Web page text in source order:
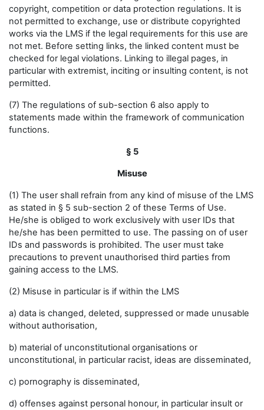
copyright, competition or data protection regulations. It is
not permitted to exchange, use or distribute copyrighted
works via the LMS if the legal requirements for this use are
not met. Before setting links, the linked content must be
checked for legal violations. Linking to illegal pages, in
particular with extremist, inciting or insulting content, is not
permitted.
(7) The regulations of sub-section 6 also apply to
statements made within the framework of communication
functions.
§ 5
Misuse
(1) The user shall refrain from any kind of misuse of the LMS
as stated in § 5 sub-section 2 of these Terms of Use.
He/she is obliged to work exclusively with user IDs that
he/she has been permitted to use. The passing on of user
IDs and passwords is prohibited. The user must take
precautions to prevent unauthorised third parties from
gaining access to the LMS.
(2) Misuse in particular is if within the LMS
a) data is changed, deleted, suppressed or made unusable
without authorisation,
b) material of unconstitutional organisations or
unconstitutional, in particular racist, ideas are disseminated,
c) pornography is disseminated,
d) offenses against personal honour, in particular insult or